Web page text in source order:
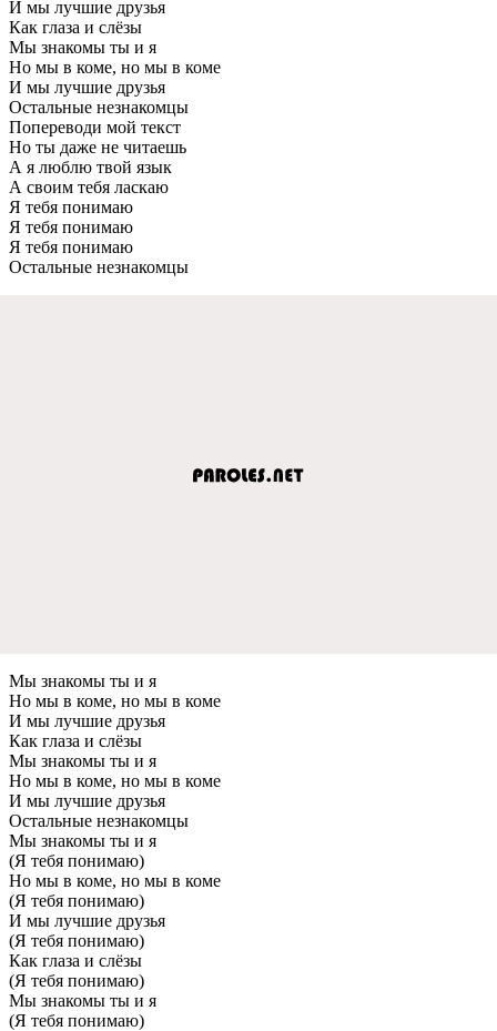
И мы лучшие друзья
Как глаза и слёзы
Мы знакомы ты и я
Но мы в коме, но мы в коме
И мы лучшие друзья
Остальные незнакомцы
Попереводи мой текст
Но ты даже не читаешь
А я люблю твой язык
А своим тебя ласкаю
Я тебя понимаю
Я тебя понимаю
Я тебя понимаю
Остальные незнакомцы
Мы знакомы ты и я
Но мы в коме, но мы в коме
И мы лучшие друзья
Как глаза и слёзы
Мы знакомы ты и я
Но мы в коме, но мы в коме
И мы лучшие друзья
Остальные незнакомцы
Мы знакомы ты и я
(Я тебя понимаю)
Но мы в коме, но мы в коме
(Я тебя понимаю)
И мы лучшие друзья
(Я тебя понимаю)
Как глаза и слёзы
(Я тебя понимаю)
Мы знакомы ты и я
(Я тебя понимаю)